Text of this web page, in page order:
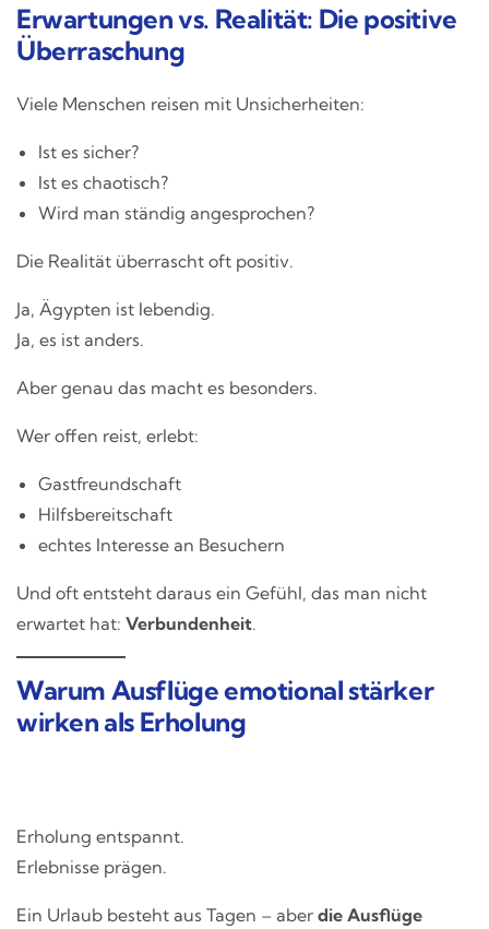
Erwartungen vs. Realität: Die positive
Überraschung
Viele Menschen reisen mit Unsicherheiten:
Ist es sicher?
Ist es chaotisch?
Wird man ständig angesprochen?
Die Realität überrascht oft positiv.
Ja, Ägypten ist lebendig.
Ja, es ist anders.
Aber genau das macht es besonders.
Wer offen reist, erlebt:
Gastfreundschaft
Hilfsbereitschaft
echtes Interesse an Besuchern
Und oft entsteht daraus ein Gefühl, das man nicht
erwartet hat: Verbundenheit.
Warum Ausflüge emotional stärker
wirken als Erholung
Erholung entspannt.
Erlebnisse prägen.
Ein Urlaub besteht aus Tagen – aber die Ausflüge